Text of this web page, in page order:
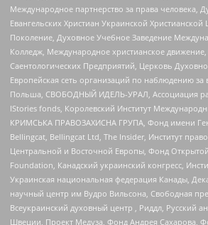
Международное партнерство за права человека,
Евангельских Христиан Украинской
Поколение, Духовное Учебное Заведение
Колледж, Международное христианское
Саентологических Предприятий, Церковь
Европейская сеть организаций по наблюдению
Польша, СВОБОДНЫЙ ИДЕЛЬ-УРАЛ, Ассоциация
IStories fonds, Королевский Институт
КРИМСЬКА ПРАВОЗАХИСНА ГРУПА, Фонд имени
Bellingcat, Bellingcat Ltd, The Insider, Институт
Центральной и Восточной Европы, Фонд
Foundation, Канадский украинский конгресс,
Украинская национальная федерация Канады,
научный центр им Вудро Вильсона, Свободная
Всеукраинский духовный центр , Риддл, Русский
Швеции, Проект Медуза, Фонд Андрея Сахарова,